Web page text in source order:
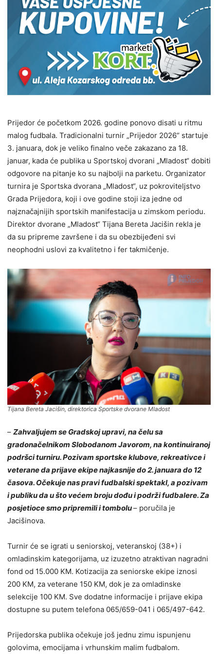
Prijedor će početkom 2026. godine ponovo disati u ritmu
malog fudbala. Tradicionalni turnir „Prijedor 2026“ startuje
3. januara, dok je veliko finalno veče zakazano za 18.
januar, kada će publika u Sportskoj dvorani „Mladost“ dobiti
odgovore na pitanje ko su najbolji na parketu. Organizator
turnira je Sportska dvorana „Mladost“, uz pokroviteljstvo
Grada Prijedora, koji i ove godine stoji iza jedne od
najznačajnijih sportskih manifestacija u zimskom periodu.
Direktor dvorane „Mladost“ Tijana Bereta Jacišin rekla je
da su pripreme završene i da su obezbijeđeni svi
neophodni uslovi za kvalitetno i fer takmičenje.
Tijana Bereta Jacišin, direktorica Sportske dvorane Mladost
– Zahvaljujem se Gradskoj upravi, na čelu sa
gradonačelnikom Slobodanom Javorom, na kontinuiranoj
podršci turniru. Pozivam sportske klubove, rekreativce i
veterane da prijave ekipe najkasnije do 2. januara do 12
časova. Očekuje nas pravi fudbalski spektakl, a pozivam
i publiku da u što većem broju dođu i podrži fudbalere. Za
posjetioce smo pripremili i tombolu– poručila je
Jacišinova.
Turnir će se igrati u seniorskoj, veteranskoj (38+) i
omladinskim kategorijama, uz izuzetno atraktivan nagradni
fond od 15.000 KM. Kotizacija za seniorske ekipe iznosi
200 KM, za veterane 150 KM, dok je za omladinske
selekcije 100 KM. Sve dodatne informacije i prijave ekipa
dostupne su putem telefona 065/659-041 i 065/497-642.
Prijedorska publika očekuje još jednu zimu ispunjenu
golovima, emocijama i vrhunskim malim fudbalom.